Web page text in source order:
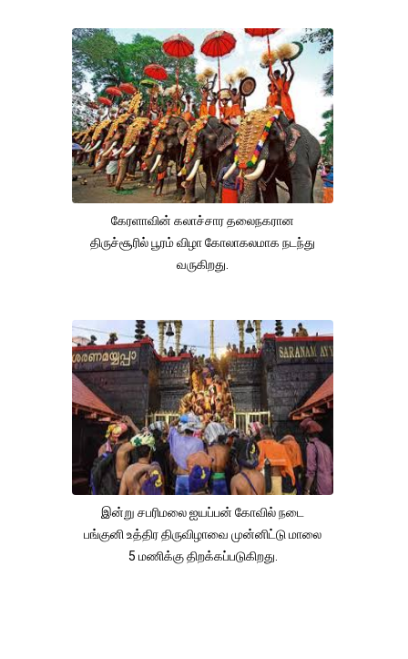
கேரளாவின் கலாச்சார தலைநகரான
திருச்சூரில் பூரம் விழா கோலாகலமாக நடந்து
வருகிறது.
இன்று சபரிமலை ஐயப்பன் கோவில் நடை
பங்குனி உத்திர திருவிழாவை முன்னிட்டு மாலை
5 மணிக்கு திறக்கப்படுகிறது.